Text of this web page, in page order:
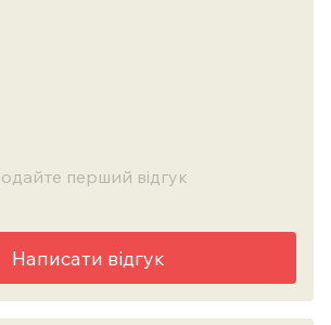
перший відгук
Написати відгук